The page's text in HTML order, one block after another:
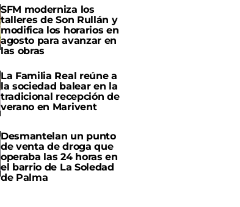
SFM moderniza los
talleres de Son Rullán y
modifica los horarios en
agosto para avanzar en
las obras
La Familia Real reúne a
la sociedad balear en la
tradicional recepción de
verano en Marivent
Desmantelan un punto
de venta de droga que
operaba las 24 horas en
el barrio de La Soledad
de Palma